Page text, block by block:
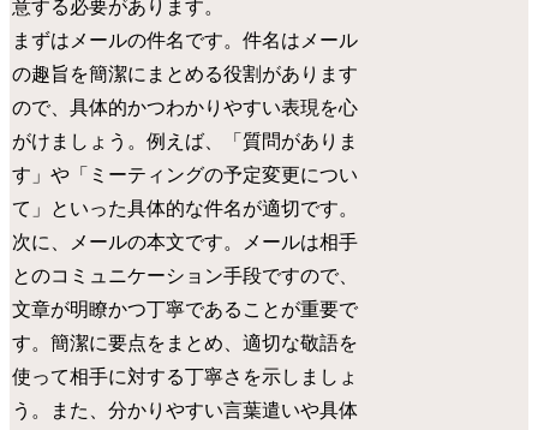
意する必要があります。
まずはメールの件名です。件名はメール
の趣旨を簡潔にまとめる役割があります
ので、具体的かつわかりやすい表現を心
がけましょう。例えば、「質問がありま
す」や「ミーティングの予定変更につい
て」といった具体的な件名が適切です。
次に、メールの本文です。メールは相手
とのコミュニケーション手段ですので、
文章が明瞭かつ丁寧であることが重要で
す。簡潔に要点をまとめ、適切な敬語を
使って相手に対する丁寧さを示しましょ
う。また、分かりやすい言葉遣いや具体